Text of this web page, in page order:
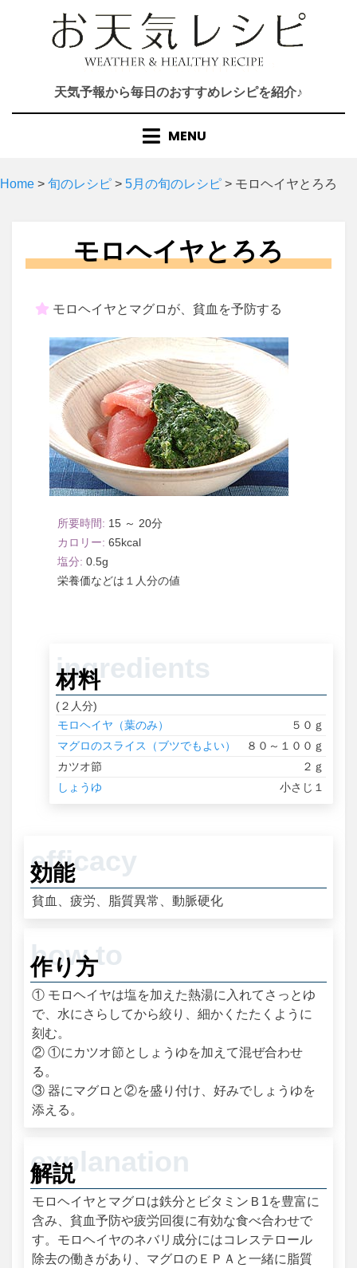
天気予報から毎日のおすすめレシピを紹介♪
MENU
Home > 旬のレシピ > 5月の旬のレシピ > モロヘイヤとろろ
モロヘイヤとろろ
モロヘイヤとマグロが、貧血を予防する
15 ～ 20
65
0.5
１人分
材料
(２人分)
モロヘイヤ（葉のみ）
５０ｇ
マグロのスライス（ブツでもよい）
８０～１００ｇ
カツオ節
２ｇ
しょうゆ
小さじ１
効能
貧血、疲労、脂質異常、動脈硬化
作り方
① モロヘイヤは塩を加えた熱湯に入れてさっとゆ
で、水にさらしてから絞り、細かくたたくように
刻む。
② ①にカツオ節としょうゆを加えて混ぜ合わせ
る。
③ 器にマグロと②を盛り付け、好みでしょうゆを
添える。
解説
モロヘイヤとマグロは鉄分とビタミンＢ1を豊富に
含み、貧血予防や疲労回復に有効な食べ合わせで
す。モロヘイヤのネバリ成分にはコレステロール
除去の働きがあり、マグロのＥＰＡと一緒に脂質